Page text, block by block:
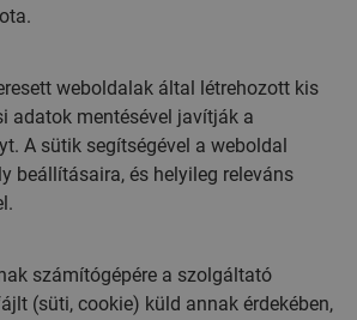
weboldalak által létrehozott kis
adatok mentésével javítják a
A sütik segítségével a weboldal
beállításaira, és helyileg releváns
számítógépére a szolgáltató
(süti, cookie) küld annak érdekében,